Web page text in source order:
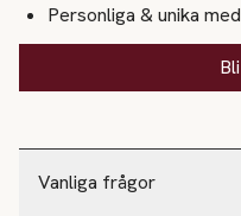
Vanliga frågor
Personliga & unika